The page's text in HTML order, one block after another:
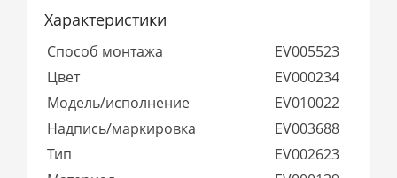
Характеристики
Способ монтажа
EV005523
Цвет
EV000234
Модель/исполнение
EV010022
Надпись/маркировка
EV003688
Тип
EV002623